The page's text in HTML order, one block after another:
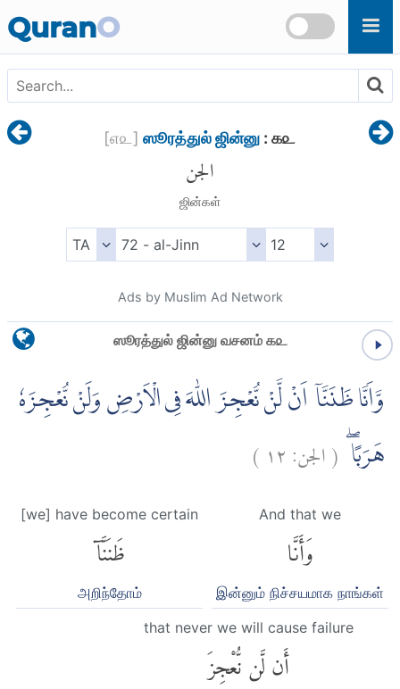
QuranO
[௭௨] ஸூரத்துல் ஜின்னு : ௧௨
الجن
ஜின்கள்
Ads by Muslim Ad Network
ஸூரத்துல் ஜின்னு வசனம் ௧௨
وَّاَنَّا ظَنَنَّآ اَنْ لَّنْ نُّعْجِزَ اللّٰهَ فِى الْاَرْضِ وَلَنْ نُّعْجِزَهٗ
هَرَبًاۖ (الجن:١٢ )
And that we
وَأَنَّا
இன்னும் நிச்சயமாக நாங்கள்
[we] have become certain
ظَنَنَّآ
அறிந்தோம்
that never we will cause failure
أَن لَّن نُّعْجِزَ